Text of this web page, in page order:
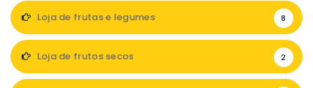
Loja de frutas e legumes 8
Loja de frutos secos 2